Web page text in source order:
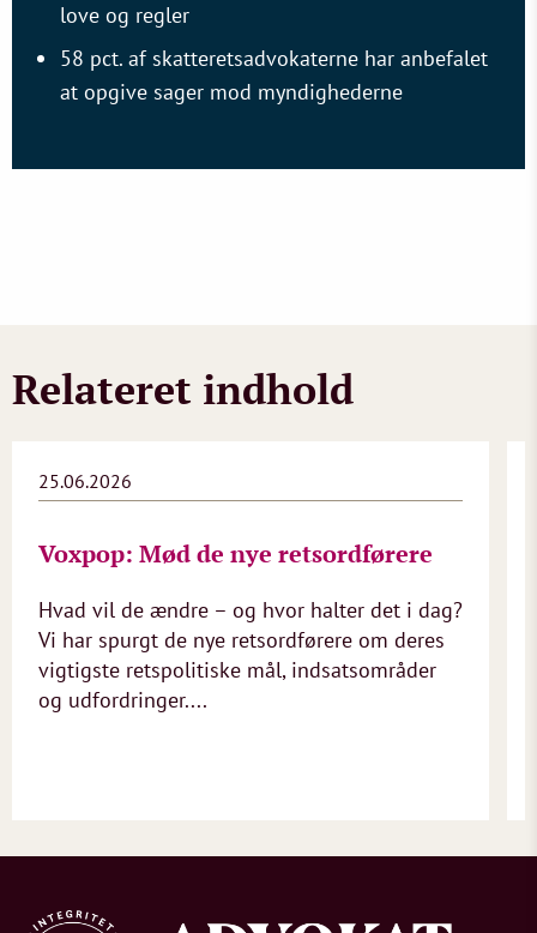
love og regler
58 pct. af skatteretsadvokaterne har anbefalet
at opgive sager mod myndighederne
Relateret indhold
25.06.2026
Voxpop: Mød de nye retsordførere
Hvad vil de ændre – og hvor halter det i dag?
Vi har spurgt de nye retsordførere om deres
vigtigste retspolitiske mål, indsatsområder
og udfordringer....